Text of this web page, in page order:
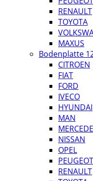
RENAULT
TOYOTA
MAXUS
Bodenplatte
CITROEN
FIAT
FORD
IVECO
HYUNDAI
MAN
NISSAN
OPEL
PEUGEOT
RENAULT